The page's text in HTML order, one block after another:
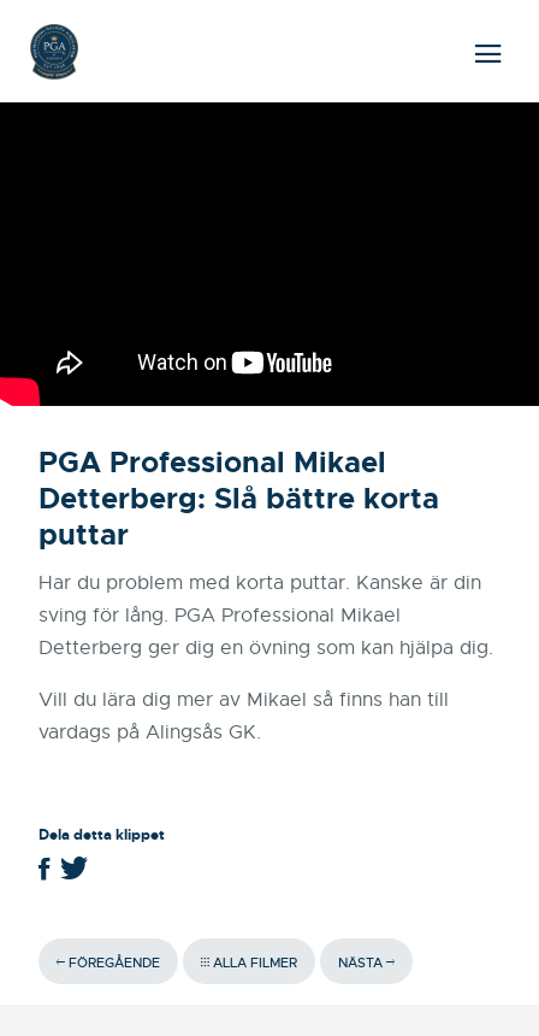
PGA Professional Mikael
Detterberg: Slå bättre korta
puttar
Har du problem med korta puttar. Kanske är din
sving för lång. PGA Professional Mikael
Detterberg ger dig en övning som kan hjälpa dig.
Vill du lära dig mer av Mikael så finns han till
vardags på Alingsås GK.
Dela detta klippet
FÖREGÅENDE ALLA FILMER NÄSTA